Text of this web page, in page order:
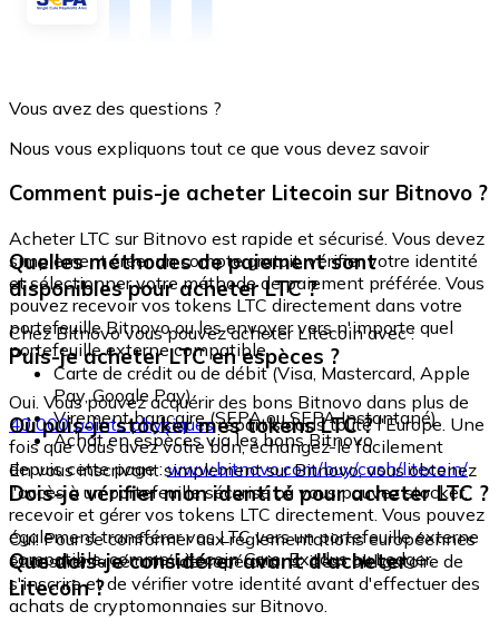
Vous avez des questions ?
Nous vous expliquons tout ce que vous devez savoir
Comment puis-je acheter Litecoin sur Bitnovo ?
Acheter LTC sur Bitnovo est rapide et sécurisé. Vous devez
simplement créer un compte gratuit, vérifier votre identité
et sélectionner votre méthode de paiement préférée. Vous
pouvez recevoir vos tokens LTC directement dans votre
portefeuille Bitnovo ou les envoyer vers n'importe quel
portefeuille externe compatible.
Quelles méthodes de paiement sont
disponibles pour acheter LTC ?
Chez Bitnovo vous pouvez acheter Litecoin avec :
Carte de crédit ou de débit (Visa, Mastercard, Apple
Pay, Google Pay)
Virement bancaire (SEPA ou SEPA Instantané)
Achat en espèces via les bons Bitnovo
Puis-je acheter LTC en espèces ?
Oui. Vous pouvez acquérir des bons Bitnovo dans plus de
40 000 points physiquesrépartis dans toute l'Europe. Une
fois que vous avez votre bon, échangez-le facilement
depuis cette page :www.bitnovo.com/buy/cash/litecoin/
Où puis-je stocker mes tokens LTC ?
En vous inscrivant simplement sur Bitnovo, vous obtenez
l'accès à un portefeuille sécurisé où vous pouvez stocker,
recevoir et gérer vos tokens LTC directement. Vous pouvez
également transférer vos LTC vers un portefeuille externe
compatible, comme Litecoin Core, Exodus ou Ledger.
Dois-je vérifier mon identité pour acheter LTC ?
Oui. Pour se conformer aux réglementations européennes
et assurer la sécurité des opérations, il est obligatoire de
s'inscrire et de vérifier votre identité avant d'effectuer des
achats de cryptomonnaies sur Bitnovo.
Que dois-je considérer avant d'acheter
Litecoin ?